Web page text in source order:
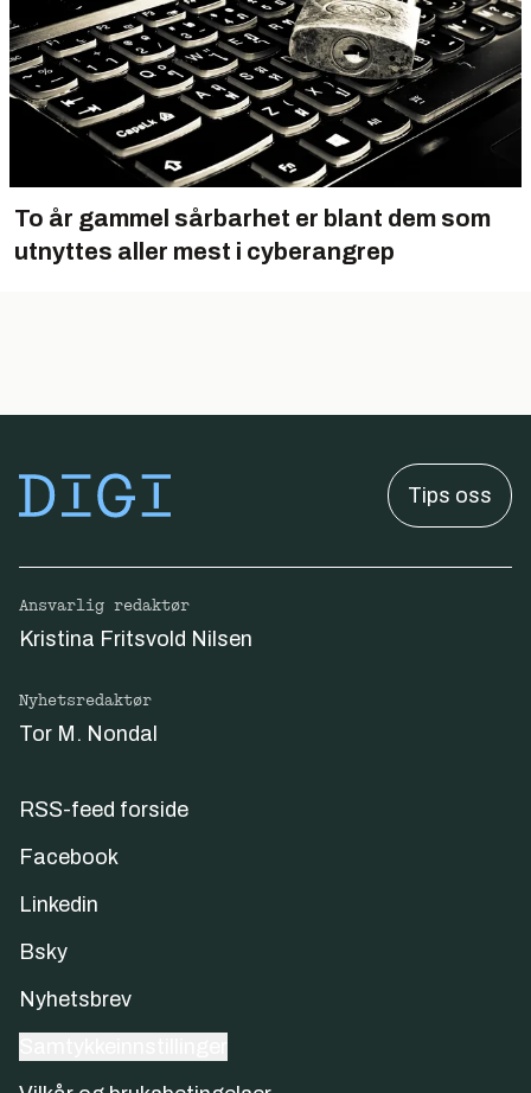
To år gammel sårbarhet er blant dem som
utnyttes aller mest i cyberangrep
Tips oss
Ansvarlig redaktør
Kristina Fritsvold Nilsen
Nyhetsredaktør
Tor M. Nondal
RSS-feed forside
Facebook
Linkedin
Bsky
Nyhetsbrev